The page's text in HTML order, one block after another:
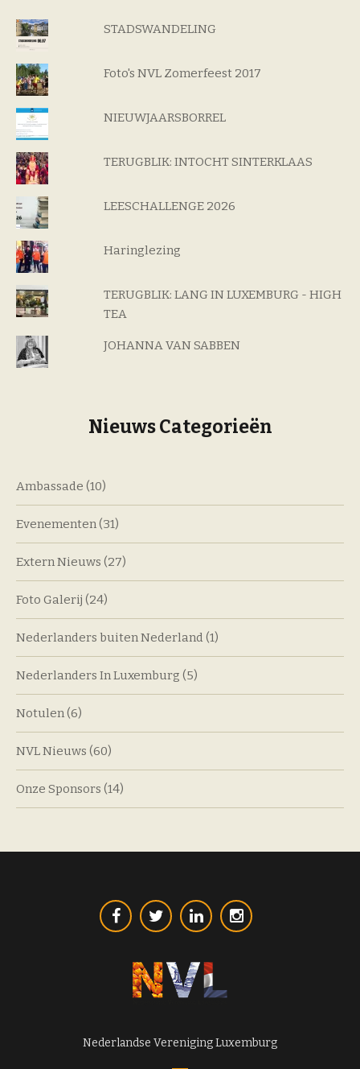
STADSWANDELING
Foto's NVL Zomerfeest 2017
NIEUWJAARSBORREL
TERUGBLIK: INTOCHT SINTERKLAAS
LEESCHALLENGE 2026
Haringlezing
TERUGBLIK: LANG IN LUXEMBURG - HIGH
TEA
JOHANNA VAN SABBEN
Nieuws Categorieën
Ambassade (10)
Evenementen(31)
Extern Nieuws (27)
Foto Galerij (24)
Nederlanders buiten Nederland (1)
Nederlanders In Luxemburg (5)
Notulen(6)
NVL Nieuws (60)
Onze Sponsors (14)
Nederlandse Vereniging Luxemburg